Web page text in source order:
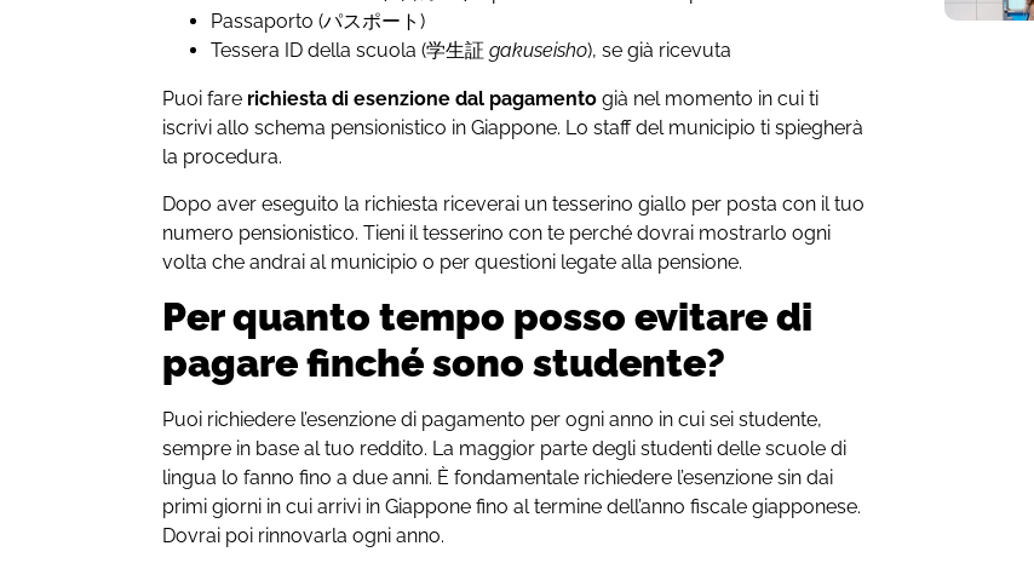
Passaporto (パスポート)
Tessera ID della scuola (学生証gakuseisho), se già ricevuta
Puoi fare richiesta di esenzione dal pagamento già nel momento in cui ti
iscrivi allo schema pensionistico in Giappone. Lo staff del municipio ti spiegherà
la procedura.
Dopo aver eseguito la richiesta riceverai un tesserino giallo per posta con il tuo
numero pensionistico. Tieni il tesserino con te perché dovrai mostrarlo ogni
volta che andrai al municipio o per questioni legate alla pensione.
Per quanto tempo posso evitare di
pagare finché sono studente?
Puoi richiedere l’esenzione di pagamento per ogni anno in cui sei studente,
sempre in base al tuo reddito. La maggior parte degli studenti delle scuole di
lingua lo fanno fino a due anni. È fondamentale richiedere l’esenzione sin dai
primi giorni in cui arrivi in Giappone fino al termine dell’anno fiscale giapponese.
Dovrai poi rinnovarla ogni anno.